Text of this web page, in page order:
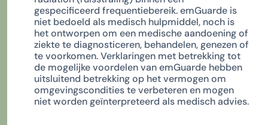
gespecificeerd frequentiebereik. emGuarde is
niet bedoeld als medisch hulpmiddel, noch is
het ontworpen om een medische aandoening of
ziekte te diagnosticeren, behandelen, genezen of
te voorkomen. Verklaringen met betrekking tot
de mogelijke voordelen van emGuarde hebben
uitsluitend betrekking op het vermogen om
omgevingscondities te verbeteren en mogen
niet worden geïnterpreteerd als medisch advies.